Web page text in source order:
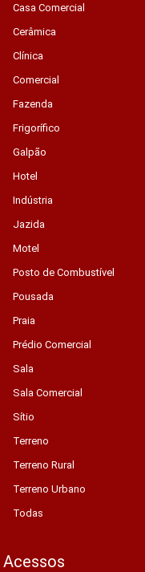
Casa Comercial
Cerâmica
Clínica
Comercial
Fazenda
Frigorífico
Galpão
Hotel
Indústria
Jazida
Motel
Posto de Combustível
Pousada
Praia
Prédio Comercial
Sala
Sala Comercial
Sítio
Terreno
Terreno Rural
Terreno Urbano
Todas
Acessos